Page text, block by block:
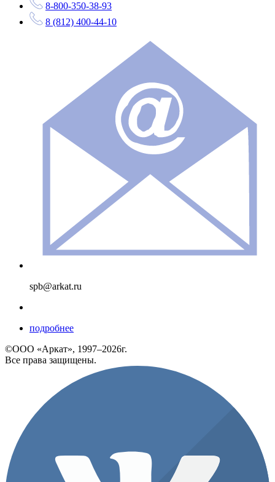
8-800-350-38-93
8 (812) 400-44-10
spb@arkat.ru
подробнее
©ООО «Аркат», 1997–2026г.
Все права защищены.